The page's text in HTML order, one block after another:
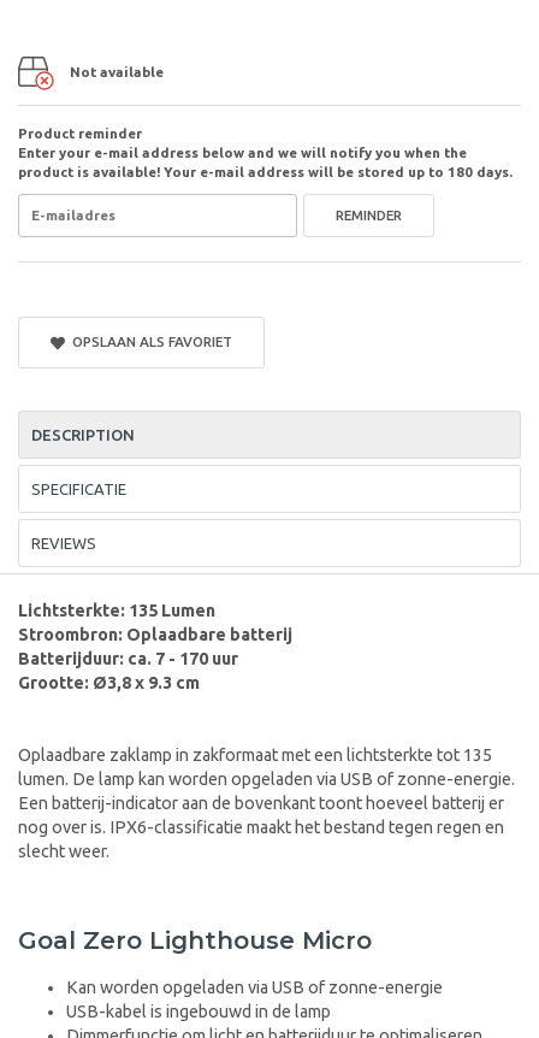
Not available
Product reminder
Enter your e-mail address below and we will notify you when the
product is available! Your e-mail address will be stored up to 180 days.
REMINDER
OPSLAAN ALS FAVORIET
DESCRIPTION
SPECIFICATIE
REVIEWS
Lichtsterkte: 135 Lumen
Stroombron: Oplaadbare batterij
Batterijduur: ca. 7 - 170 uur
Grootte: Ø3,8x 9.3 cm
Oplaadbare zaklamp in zakformaat met een lichtsterkte tot 135
lumen. De lamp kan worden opgeladen via USB of zonne-energie.
Een batterij-indicator aan de bovenkant toont hoeveel batterij er
nog over is. IPX6-classificatie maakt het bestand tegen regen en
slecht weer.
Goal Zero Lighthouse Micro
Kan worden opgeladen via USB of zonne-energie
USB-kabel is ingebouwd in de lamp